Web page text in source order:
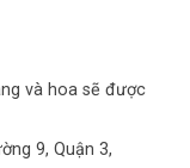
và hoa sẽ được
9, Quận 3,